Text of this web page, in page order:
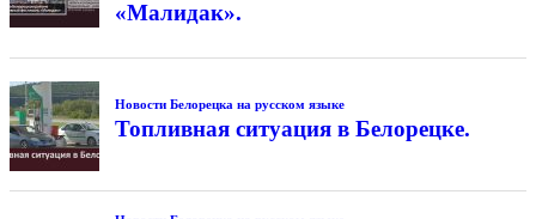
«Малидак».
Новости Белорецка на русском языке
Топливная ситуация в Белорецке.